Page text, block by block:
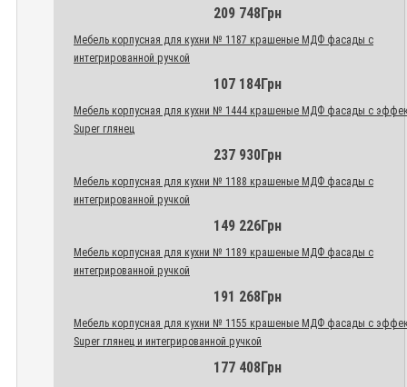
209 748Грн
Мебель корпусная для кухни № 1187 крашеные МДФ фасады с
интегрированной ручкой
107 184Грн
Мебель корпусная для кухни № 1444 крашеные МДФ фасады с
Super глянец
237 930Грн
Мебель корпусная для кухни № 1188 крашеные МДФ фасады с
интегрированной ручкой
149 226Грн
Мебель корпусная для кухни № 1189 крашеные МДФ фасады с
интегрированной ручкой
191 268Грн
Мебель корпусная для кухни № 1155 крашеные МДФ фасады с
Super глянец и интегрированной ручкой
177 408Грн